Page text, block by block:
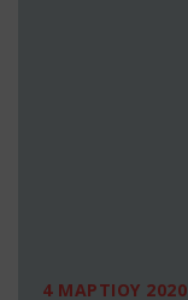
4 ΜΑΡΤΙΟΥ 2020